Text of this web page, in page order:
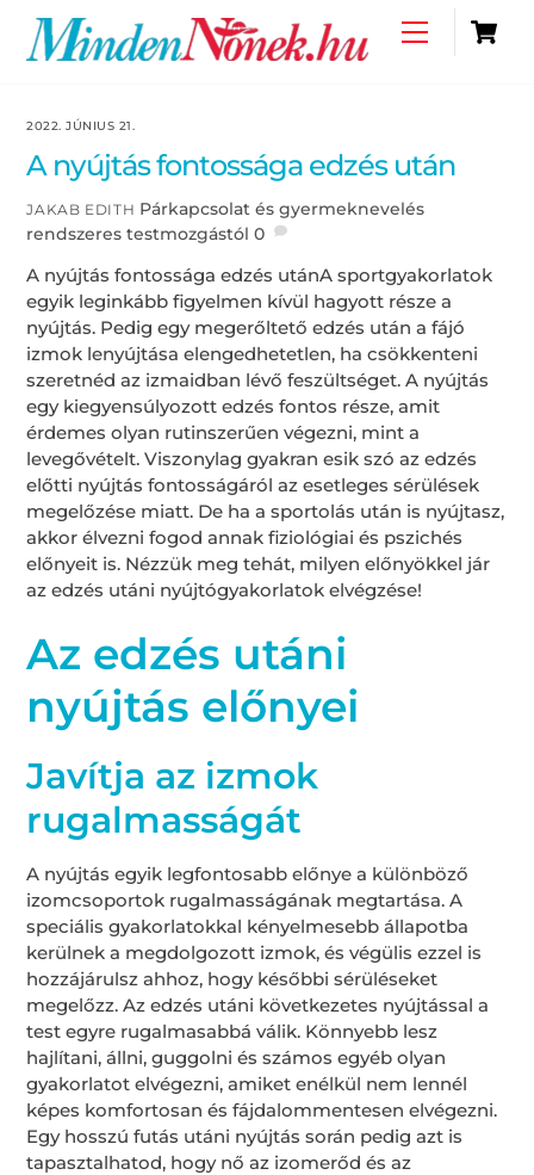
content
Menu
2022. JÚNIUS 21.
A nyújtás fontossága edzés után
JAKAB EDITH Párkapcsolat és gyermeknevelés
rendszeres testmozgástól 0
A nyújtás fontossága edzés utánA sportgyakorlatok
egyik leginkább figyelmen kívül hagyott része a
nyújtás. Pedig egy megerőltető edzés után a fájó
izmok lenyújtása elengedhetetlen, ha csökkenteni
szeretnéd az izmaidban lévő feszültséget. A nyújtás
egy kiegyensúlyozott edzés fontos része, amit
érdemes olyan rutinszerűen végezni, mint a
levegővételt. Viszonylag gyakran esik szó az edzés
előtti nyújtás fontosságáról az esetleges sérülések
megelőzése miatt. De ha a sportolás után is nyújtasz,
akkor élvezni fogod annak fiziológiai és pszichés
előnyeit is. Nézzük meg tehát, milyen előnyökkel jár
az edzés utáni nyújtógyakorlatok elvégzése!
Az edzés utáni
nyújtás előnyei
Javítja az izmok
rugalmasságát
A nyújtás egyik legfontosabb előnye a különböző
izomcsoportok rugalmasságának megtartása. A
speciális gyakorlatokkal kényelmesebb állapotba
kerülnek a megdolgozott izmok, és végülis ezzel is
hozzájárulsz ahhoz, hogy későbbi sérüléseket
megelőzz. Az edzés utáni következetes nyújtással a
test egyre rugalmasabbá válik. Könnyebb lesz
hajlítani, állni, guggolni és számos egyéb olyan
gyakorlatot elvégezni, amiket enélkül nem lennél
képes komfortosan és fájdalommentesen elvégezni.
Egy hosszú futás utáni nyújtás során pedig azt is
tapasztalhatod, hogy nő az izomerőd és az